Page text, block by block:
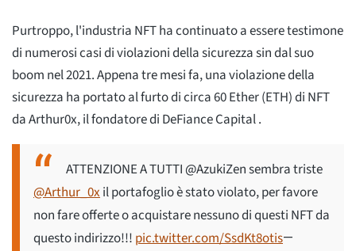
Purtroppo, l'industria NFT ha continuato a essere testimone
di numerosi casi di violazioni della sicurezza sin dal suo
boom nel 2021. Appena tre mesi fa, una violazione della
sicurezza ha portato al furto di circa 60 Ether (ETH) di NFT
da Arthur0x, il fondatore di DeFiance Capital .
ATTENZIONE A TUTTI @AzukiZen sembra triste
@Arthur_0xil portafoglio è stato violato, per favore
non fare offerte o acquistare nessuno di questi NFT da
questo indirizzo!!! pic.twitter.com/SsdKt8otis—